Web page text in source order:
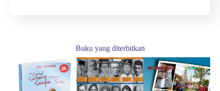
Buku yang diterbitkan